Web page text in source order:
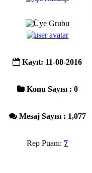
Kayıt: 11-08-2016
Konu Sayısı : 0
Mesaj Sayısı : 1,077
Rep Puanı: 7